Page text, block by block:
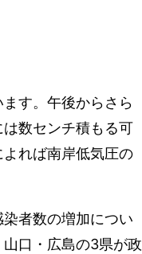
す。午後からさら
数センチ積もる可
れば南岸低気圧の
者数の増加につい
口・広島の3県が政